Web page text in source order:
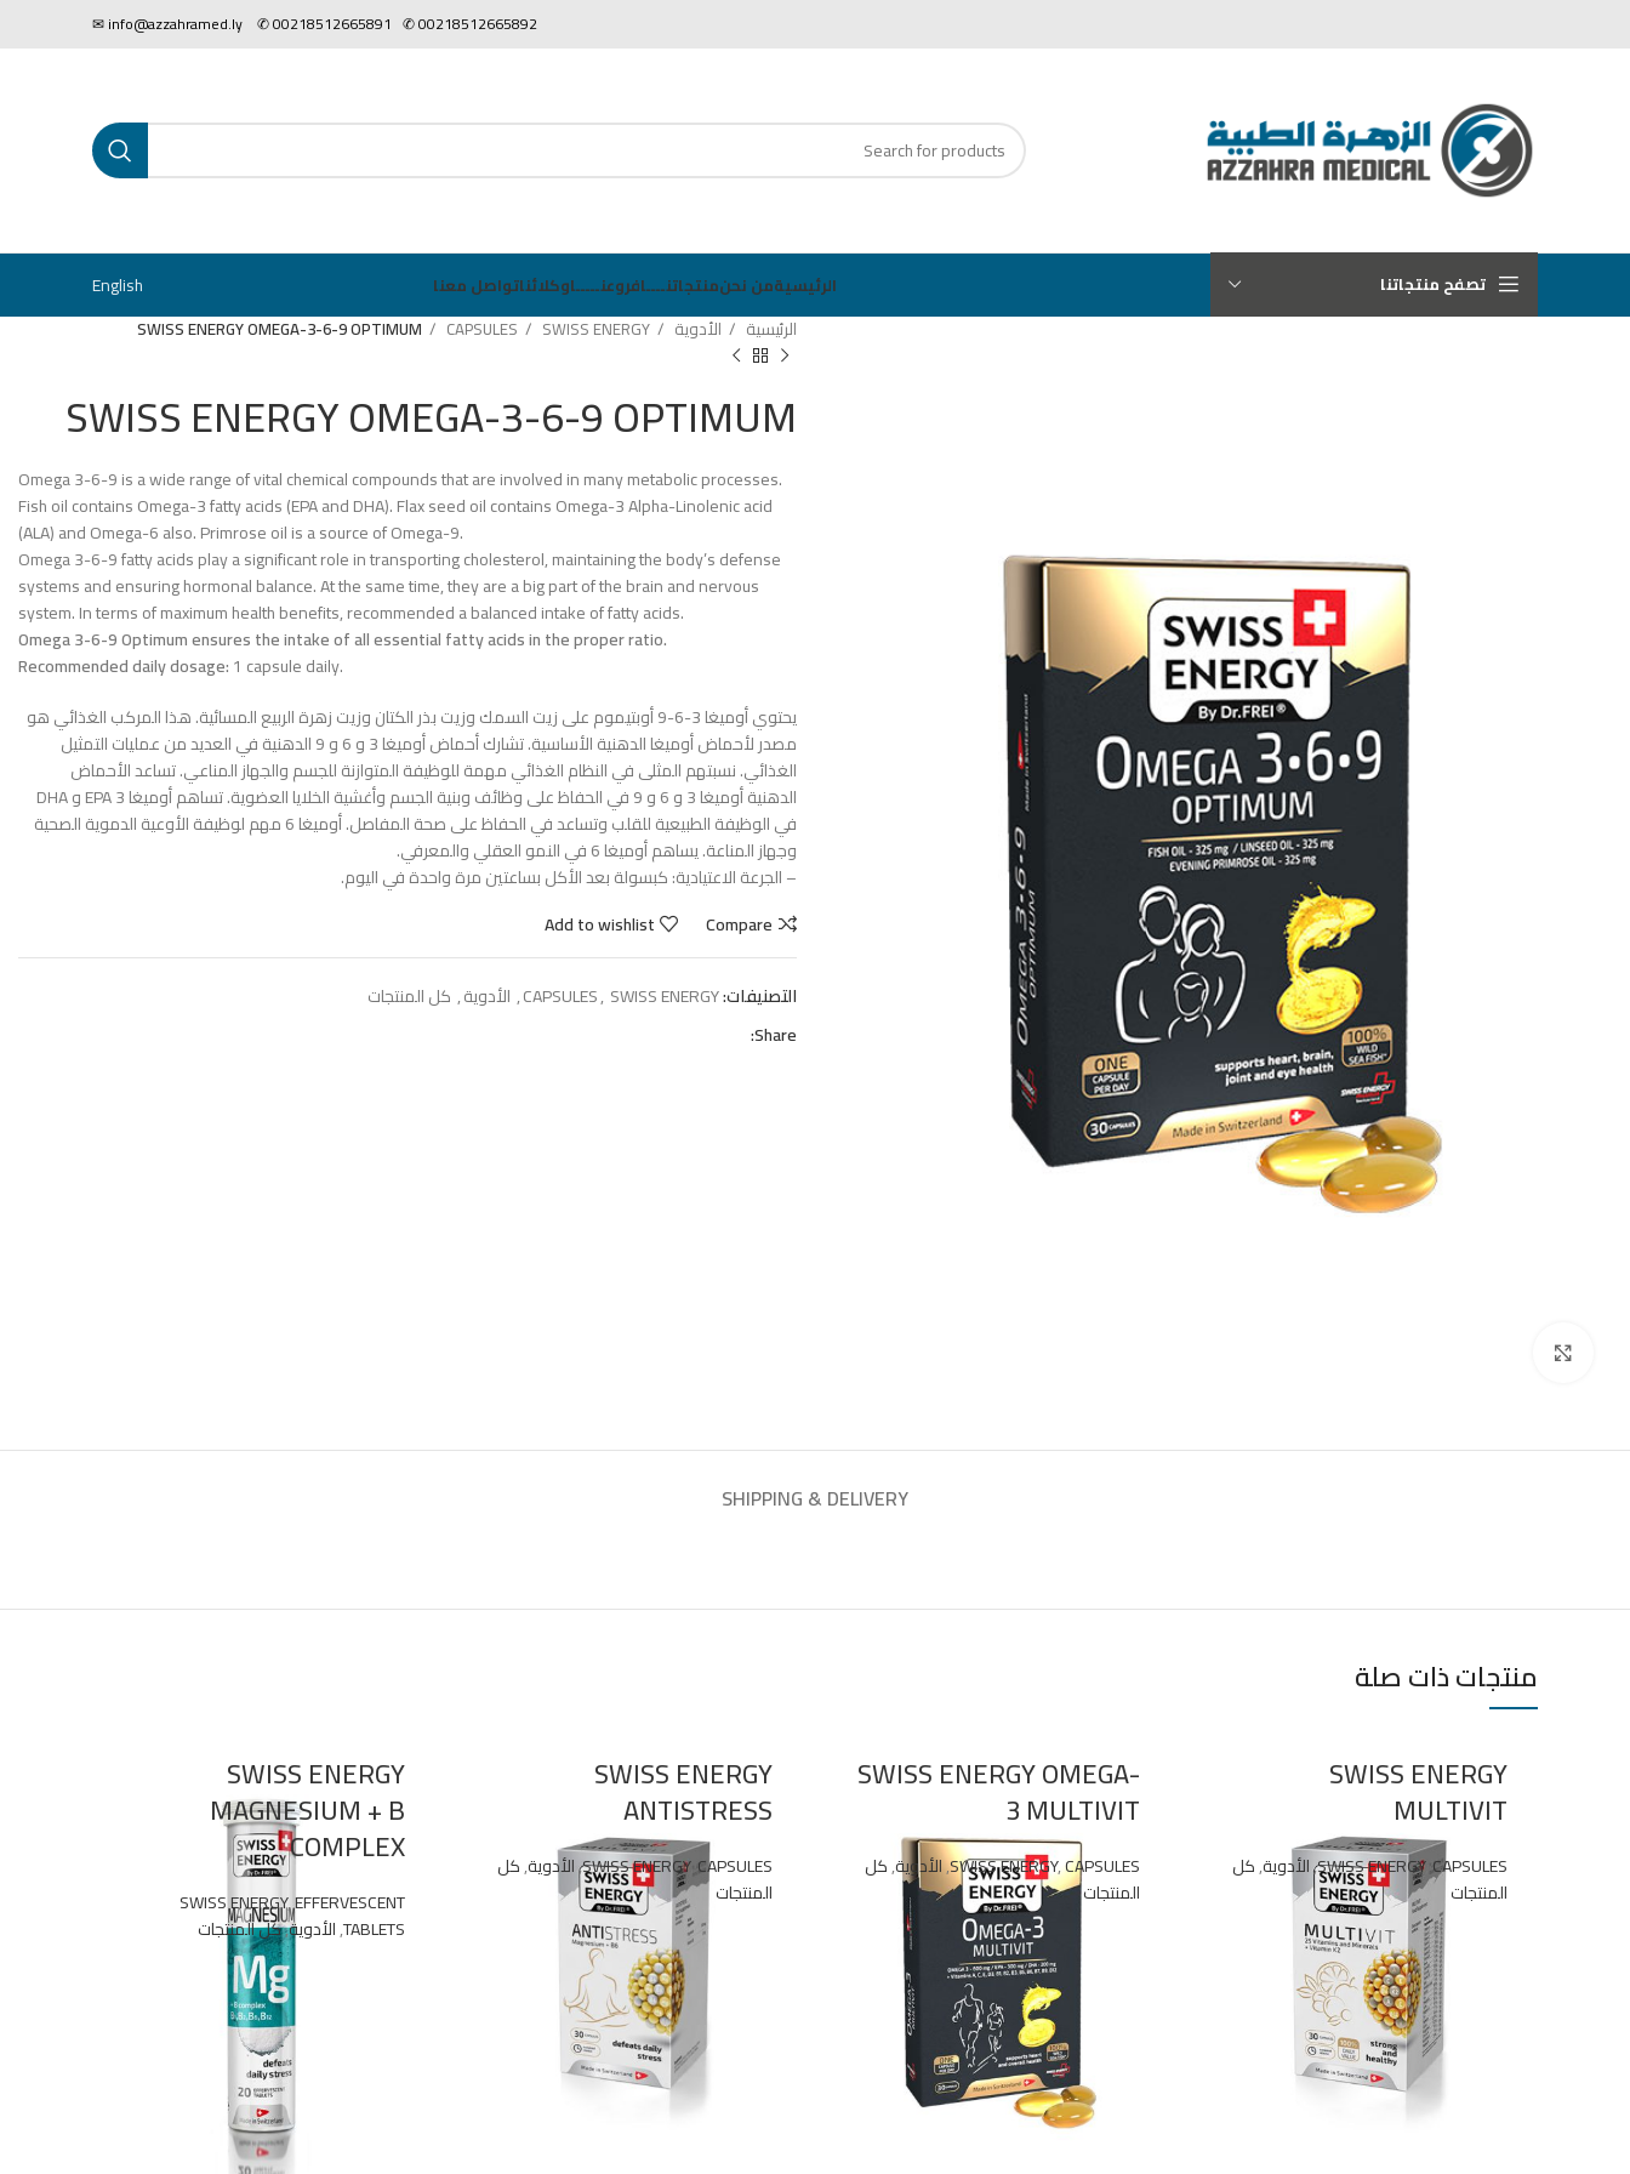
تصفح منتجاتنا الرئيسيةمن نحنمنتجاتنــــافروعنـــــاوكلائناتواصل معنا English
الرئيسية الأدوية SWISS ENERGY
CAPSULES
SWISS ENERGY OMEGA-3-6-9 OPTIMUM
SWISS ENERGY OMEGA-3-6-9 OPTIMUM
Omega 3-6-9 is a wide range of vital chemical compounds that are involved in many metabolic processes.
Fish oil contains Omega-3 fatty acids (EPA and DHA). Flax seed oil contains Omega-3 Alpha-Linolenic acid
(ALA) and Omega-6 also. Primrose oil is a source of Omega-9.
Omega 3-6-9 fatty acids play a significant role in transporting cholesterol, maintaining the body’s defense
systems and ensuring hormonal balance. At the same time, they are a big part of the brain and nervous
system. In terms of maximum health benefits, recommended a balanced intake of fatty acids.
Omega 3-6-9 Optimum ensures the intake of all essential fatty acids in the proper ratio.
Recommended daily dosage:1 capsule daily.
يحتوي أوميغا 3-6-9 أوبتيموم على زيت السمك وزيت بذر الكتان وزيت زهرة الربيع المسائية. هذا المركب الغذائي هو
مصدر لأحماض أوميغا الدهنية الأساسية. تشارك أحماض أوميغا 3 و 6 و 9 الدهنية في العديد من عمليات التمثيل
الغذائي. نسبتهم المثلى في النظام الغذائي مهمة للوظيفة المتوازنة للجسم والجهاز المناعي. تساعد الأحماض
الدهنية أوميغا 3 و 6 و 9 في الحفاظ على وظائف وبنية الجسم وأغشية الخلايا العضوية. تساهم أوميغا 3 EPA و DHA
في الوظيفة الطبيعية للقلب وتساعد في الحفاظ على صحة المفاصل. أوميغا 6 مهم لوظيفة الأوعية الدموية الصحية
وجهاز المناعة. يساهم أوميغا 6 في النمو العقلي والمعرفي.
– الجرعة الاعتيادية: كبسولة بعد الأكل بساعتين مرة واحدة في اليوم.
Compare
Add to wishlist
التصنيفات: CAPSULES, SWISS ENERGY
, الأدوية, كل المنتجات
Share:
SHIPPING & DELIVERY
منتجات ذات صلة
SWISS ENERGY
MULTIVIT
SWISS ENERGY,CAPSULES
,الأدوية,كل
المنتجات
SWISS ENERGY OMEGA-
3 MULTIVIT
SWISS ENERGY,CAPSULES
,الأدوية,كل
المنتجات
SWISS ENERGY
ANTISTRESS
SWISS ENERGY, CAPSULES
,الأدوية,كل
المنتجات
SWISS ENERGY
MAGNESIUM + B
COMPLEX
SWISS ENERGY,EFFERVESCENT
TABLETS
,الأدوية,كل المنتجات